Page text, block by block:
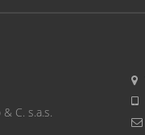
C. s.a.s.